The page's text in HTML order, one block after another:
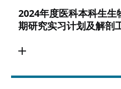
2024年度医科本科生生
期研究实习计划及解剖